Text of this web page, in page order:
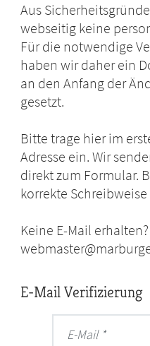
Aus
webseitig keine
Für die notwendige
haben wir daher ein
an den Anfang der
gesetzt.
Bitte trage hier im
Adresse ein. Wir
direkt zum Formular.
korrekte
Keine E-Mail
E-Mail Verifizierung
E-Mail